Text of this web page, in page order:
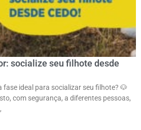
socialize seu filhote desde
ideal para socializar seu filhote? 🐶ㅤ
com segurança, a diferentes pessoas,